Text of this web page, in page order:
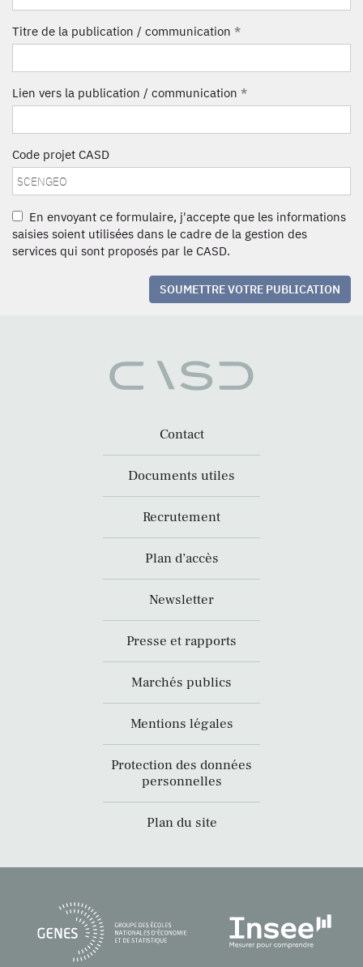
Titre de la publication / communication *
Lien vers la publication / communication *
Code projet CASD
En envoyant ce formulaire, j'accepte que les informations
saisies soient utilisées dans le cadre de la gestion des
services qui sont proposés par le CASD.
SOUMETTRE VOTRE PUBLICATION
Contact
Documents utiles
Recrutement
Plan d’accès
Newsletter
Presse et rapports
Marchés publics
Mentions légales
Protection des données
personnelles
Plan du site